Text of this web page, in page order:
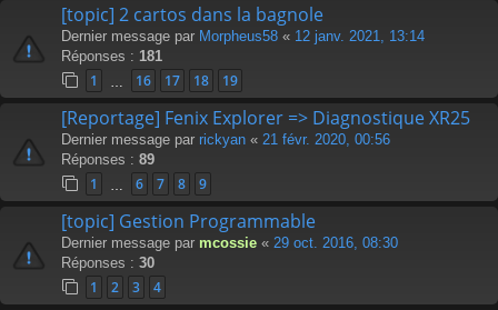
[topic] 2 cartos dans la bagnole
Dernier message par Morpheus58 « 12 janv. 2021, 13:14
Réponses : 181
1 16 17 18 19
[Reportage] Fenix Explorer => Diagnostique XR25
Dernier message par rickyan « 21 févr. 2020, 00:56
Réponses : 89
1 6 7 8 9
[topic] Gestion Programmable
Dernier message par mcossie « 29 oct. 2016, 08:30
Réponses : 30
1 2 3 4